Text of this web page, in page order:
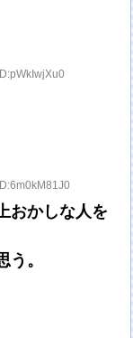
おかしな人を
。